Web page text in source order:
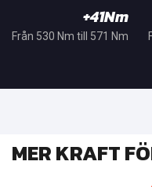
+41Nm
Från 530 Nm till 571 Nm
MER KRAFT